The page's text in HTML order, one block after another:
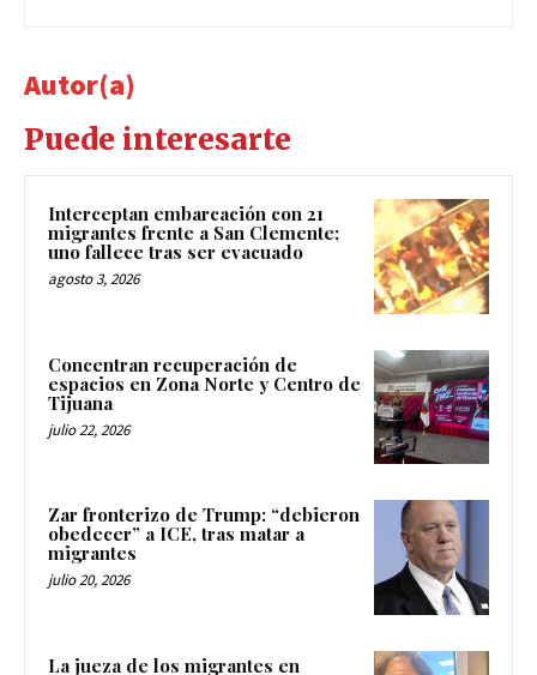
Autor(a)
Puede interesarte
Interceptan embarcación con 21
migrantes frente a San Clemente;
uno fallece tras ser evacuado
agosto 3, 2026
Concentran recuperación de
espacios en Zona Norte y Centro de
Tijuana
julio 22, 2026
Zar fronterizo de Trump: “debieron
obedecer” a ICE, tras matar a
migrantes
julio 20, 2026
La jueza de los migrantes en